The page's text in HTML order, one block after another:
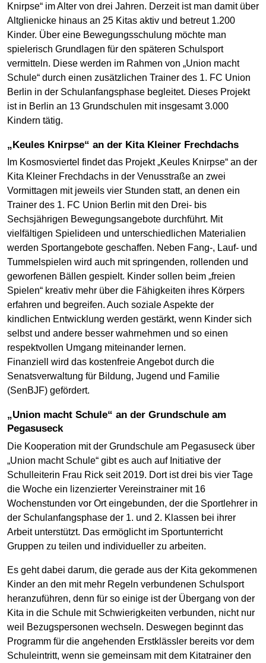
Knirpse“ im Alter von drei Jahren. Derzeit ist man damit über
Altglienicke hinaus an 25 Kitas aktiv und betreut 1.200
Kinder. Über eine Bewegungsschulung möchte man
spielerisch Grundlagen für den späteren Schulsport
vermitteln. Diese werden im Rahmen von „Union macht
Schule“ durch einen zusätzlichen Trainer des 1. FC Union
Berlin in der Schulanfangsphase begleitet. Dieses Projekt
ist in Berlin an 13 Grundschulen mit insgesamt 3.000
Kindern tätig.
„Keules Knirpse“ an der Kita Kleiner Frechdachs
Im Kosmosviertel findet das Projekt „Keules Knirpse“ an der
Kita Kleiner Frechdachs in der Venusstraße an zwei
Vormittagen mit jeweils vier Stunden statt, an denen ein
Trainer des 1. FC Union Berlin mit den Drei- bis
Sechsjährigen Bewegungsangebote durchführt. Mit
vielfältigen Spielideen und unterschiedlichen Materialien
werden Sportangebote geschaffen. Neben Fang-, Lauf- und
Tummelspielen wird auch mit springenden, rollenden und
geworfenen Bällen gespielt. Kinder sollen beim „freien
Spielen“ kreativ mehr über die Fähigkeiten ihres Körpers
erfahren und begreifen. Auch soziale Aspekte der
kindlichen Entwicklung werden gestärkt, wenn Kinder sich
selbst und andere besser wahrnehmen und so einen
respektvollen Umgang miteinander lernen.
Finanziell wird das kostenfreie Angebot durch die
Senatsverwaltung für Bildung, Jugend und Familie
(SenBJF) gefördert.
„Union macht Schule“ an der Grundschule am
Pegasuseck
Die Kooperation mit der Grundschule am Pegasuseck über
„Union macht Schule“ gibt es auch auf Initiative der
Schulleiterin Frau Rick seit 2019. Dort ist drei bis vier Tage
die Woche ein lizenzierter Vereinstrainer mit 16
Wochenstunden vor Ort eingebunden, der die Sportlehrer in
der Schulanfangsphase der 1. und 2. Klassen bei ihrer
Arbeit unterstützt. Das ermöglicht im Sportunterricht
Gruppen zu teilen und individueller zu arbeiten.
Es geht dabei darum, die gerade aus der Kita gekommenen
Kinder an den mit mehr Regeln verbundenen Schulsport
heranzuführen, denn für so einige ist der Übergang von der
Kita in die Schule mit Schwierigkeiten verbunden, nicht nur
weil Bezugspersonen wechseln. Deswegen beginnt das
Programm für die angehenden Erstklässler bereits vor dem
Schuleintritt, wenn sie gemeinsam mit dem Kitatrainer den